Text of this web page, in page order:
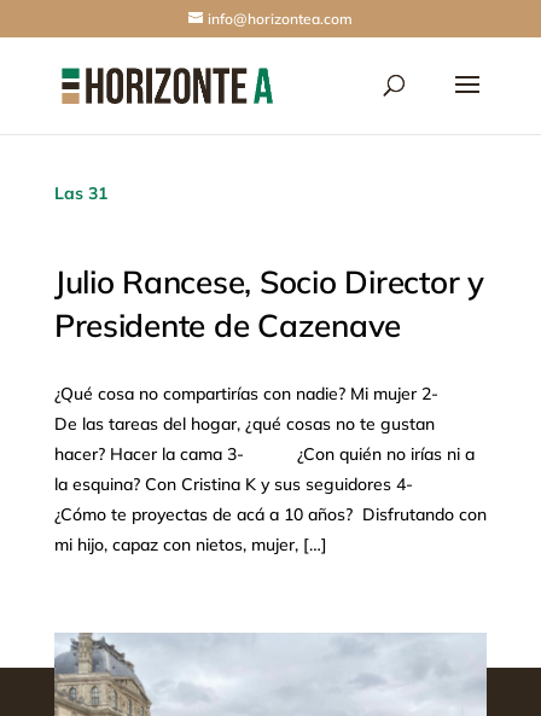
info@horizontea.com
Las 31
Julio Rancese, Socio Director y
Presidente de Cazenave
¿Qué cosa no compartirías con nadie? Mi mujer 2-
De las tareas del hogar, ¿qué cosas no te gustan
hacer? Hacer la cama 3- ¿Con quién no irías ni a
la esquina? Con Cristina K y sus seguidores 4-
¿Cómo te proyectas de acá a 10 años? Disfrutando con
mi hijo, capaz con nietos, mujer, […]